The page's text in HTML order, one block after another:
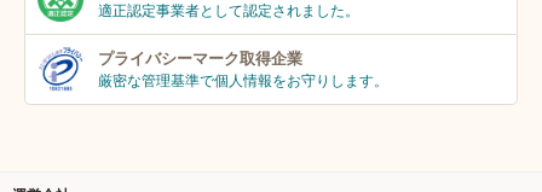
適正認定事業者として認定されました。
プライバシーマーク取得企業
厳密な管理基準で個人情報をお守りします。